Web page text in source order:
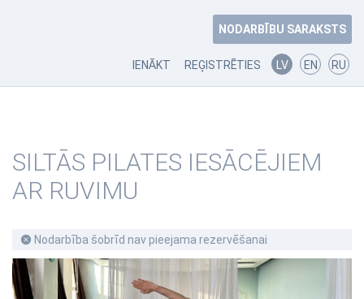
NODARBĪBU SARAKSTS
IENĀKT REĢISTRĒTIES LV EN RU
SILTĀS PILATES IESĀCĒJIEM
AR RUVIMU
Nodarbība šobrīd nav pieejama rezervēšanai